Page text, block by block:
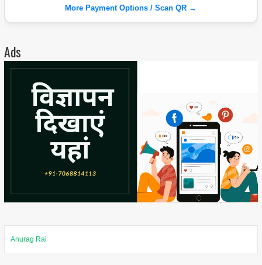
More Payment Options / Scan QR →
Ads
Anurag Rai